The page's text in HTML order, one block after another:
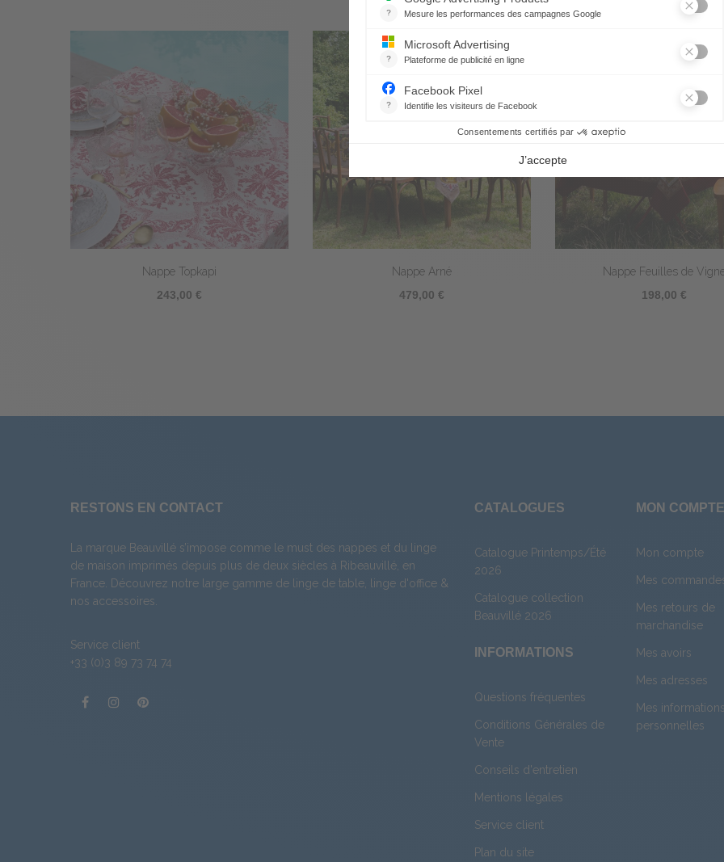
Nappe Darjeeling enduite
263,00 €
Nappe Darjeeling
242,00 €
Nappe Rialto
306,00 €
RESTONS EN CONTACT
La marque Beauvillé s’impose comme le must des nappes et du linge
de maison imprimés depuis plus de deux siècles à Ribeauvillé, en
France. Découvrez notre large gamme de linge de table linge d'office &
nos accessoires
Service client
+33 (0)3 89 73 74 74
CATALOGUES
Catalogue Printemps/Été
2026
Catalogue collection
Beauvillé 2026
INFORMATIONS
Questions fréquentes
Conditions Générales de
Vente
Conseils d'entretien
Mentions légales
Service client
Plan du site
MON COMPTE
Mon compte
Mes
Mes retours de
marchandise
Mes avoirs
Mes adresses
Mes
personnelles